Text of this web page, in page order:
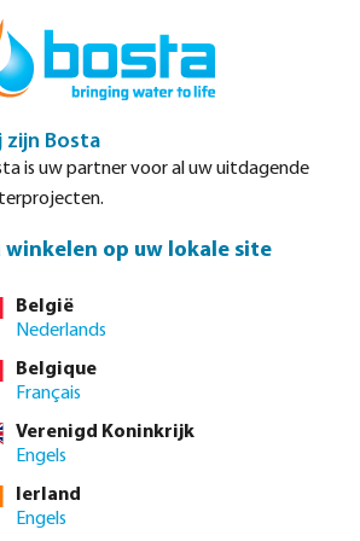
Halve sok RVS 316 4"
zijn Bosta
is uw partner voor al uw uitdagende
winkelen op uw lokale site
België
Nederlands
Belgique
Français
Verenigd Koninkrijk
Engels
Ierland
Engels